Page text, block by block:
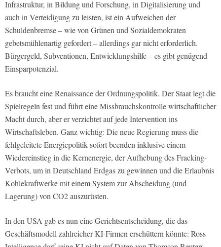
Infrastruktur, in Bildung und Forschung, in Digitalisierung und
auch in Verteidigung zu leisten, ist ein Aufweichen der
Schuldenbremse – wie von Grünen und Sozialdemokraten
gebetsmühlenartig gefordert – allerdings gar nicht erforderlich.
Bürgergeld, Subventionen, Entwicklungshilfe – es gibt genügend
Einsparpotenzial.
Es braucht eine Renaissance der Ordnungspolitik. Der Staat legt die
Spielregeln fest und führt eine Missbrauchskontrolle wirtschaftlicher
Macht durch, aber er verzichtet auf jede Intervention ins
Wirtschaftsleben. Ganz wichtig: Die neue Regierung muss die
fehlgeleitete Energiepolitik sofort beenden inklusive einem
Wiedereinstieg in die Kernenergie, der Aufhebung des Fracking-
Verbots, um in Deutschland Erdgas zu gewinnen und die Erlaubnis
Kohlekraftwerke mit einem System zur Abscheidung (und
Lagerung) von CO2 auszurüsten.
In den USA gab es nun eine Gerichtsentscheidung, die das
Geschäftsmodell zahlreicher KI-Firmen erschüttern könnte: Ross